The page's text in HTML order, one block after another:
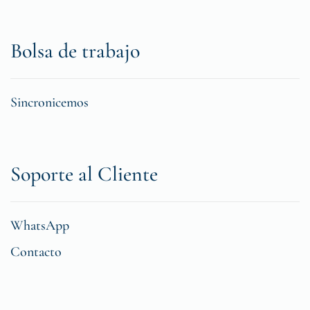
Bolsa de trabajo
Sincronicemos
Soporte al Cliente
WhatsApp
Contacto